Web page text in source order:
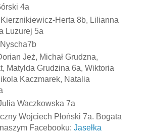
4a
Herta 8b, Lilianna
Luzurej 5a
Jeż, Michał Grudzna,
Matylda Grudzina 6a, Wiktoria
Kaczmarek, Natalia
Waczkowska 7a
Wojciech Płoński 7a. Bogata
Facebooku: Jasełka